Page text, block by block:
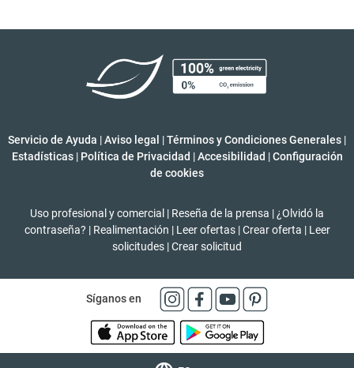
Servicio de Ayuda |Aviso legal |Términos y Condiciones Generales |
Estadísticas | Política de Privacidad | Accesibilidad | Configuración
de cookies
Uso profesional y comercial | Reseña de la prensa | ¿Olvidó la
contraseña? | Realimentación | Leer ofertas | Crear oferta | Leer
solicitudes |Crear solicitud
Síganos en